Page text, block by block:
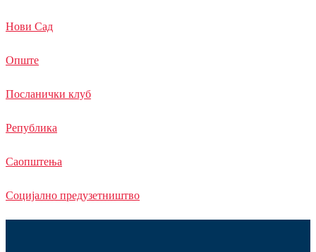
Нови Сад
Опште
Посланички клуб
Република
Саопштења
Социјално предузетништво